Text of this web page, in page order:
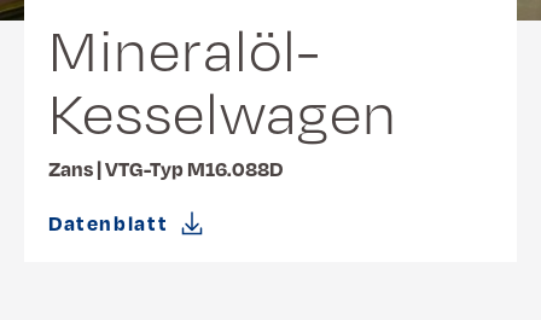
Mineralöl-
Kesselwagen
Zans | VTG-Typ M16.088D
Datenblatt